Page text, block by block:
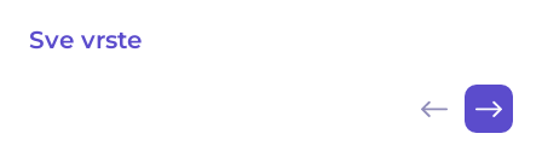
Sve vrste